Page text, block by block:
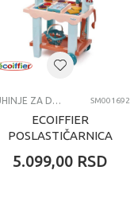
KUHINJE ZA DECU I DODACI ZA IGRU SM001692
ECOIFFIER
POSLASTIČARNICA
5.099,00 RSD